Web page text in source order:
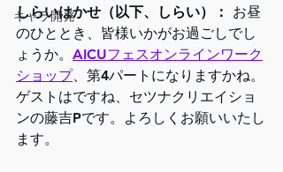
キャラ開発
しらいはかせ（以下、しらい）：
お昼
のひととき、皆様いかがお過ごしでし
ょうか。 AICUフェスオンラインワーク
ショップ、第4パートになりますかね。
ゲストはですね、セツナクリエイショ
ンの藤吉Pです。よろしくお願いいたし
ます。